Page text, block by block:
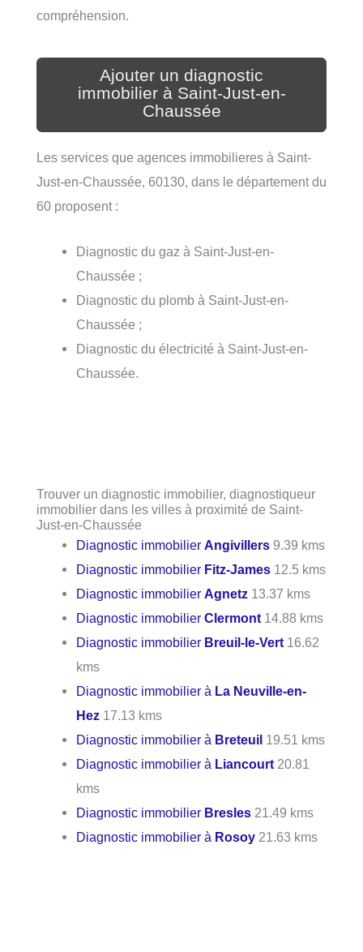
compréhension.
Ajouter un diagnostic
immobilier à Saint-Just-en-
Chaussée
Les services que agences immobilieres à Saint-
Just-en-Chaussée, 60130, dans le département du
60 proposent :
Diagnostic du gaz à Saint-Just-en-
Chaussée ;
Diagnostic du plomb à Saint-Just-en-
Chaussée ;
Diagnostic du électricité à Saint-Just-en-
Chaussée.
Trouver un diagnostic immobilier, diagnostiqueur
immobilier dans les villes à proximité de Saint-
Just-en-Chaussée
Diagnostic immobilierAngivillers 9.39 kms
Diagnostic immobilier Fitz-James 12.5 kms
Diagnostic immobilierAgnetz 13.37 kms
Diagnostic immobilierClermont 14.88 kms
Diagnostic immobilier Breuil-le-Vert 16.62
kms
Diagnostic immobilier à La Neuville-en-
Hez 17.13 kms
Diagnostic immobilier à Breteuil 19.51 kms
Diagnostic immobilier à Liancourt 20.81
kms
Diagnostic immobilier Bresles 21.49 kms
Diagnostic immobilier à Rosoy 21.63 kms